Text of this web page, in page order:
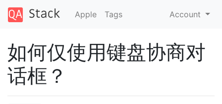
Apple Tags Account
如何仅使用键盘协商对
话框？